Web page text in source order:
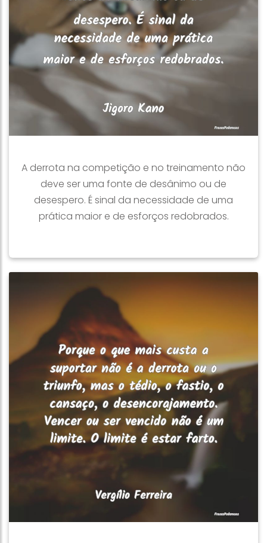
A derrota na competição e no treinamento não
deve ser uma fonte de desânimo ou de
desespero. É sinal da necessidade de uma
prática maior e de esforços redobrados.